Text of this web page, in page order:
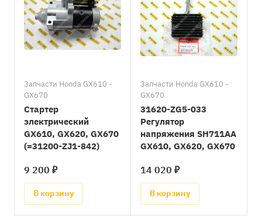
Запчасти Honda GX610 -
GX670
Стартер
электрический
GX610, GX620, GX670
(=31200-ZJ1-842)
9 200 ₽
В корзину
Запчасти Honda GX610 -
GX670
31620-ZG5-033
Регулятор
напряжения SH711AA
GX610, GX620, GX670
14 020 ₽
В корзину